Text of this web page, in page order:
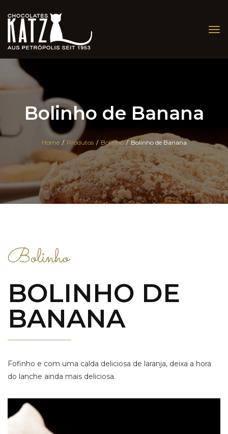
Bolinho de Banana
Home / Produtos / Bolinho / Bolinho de Banana
Bolinho
BOLINHO DE
BANANA
Fofinho e com uma calda deliciosa de laranja, deixa a hora
do lanche ainda mais deliciosa.